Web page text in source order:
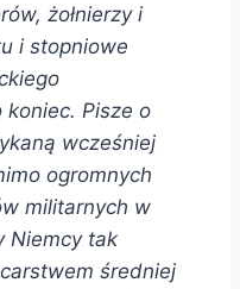
żołnierzy i
i stopniowe
koniec. Pisze o
wcześniej
ogromnych
militarnych w
Niemcy tak
średniej